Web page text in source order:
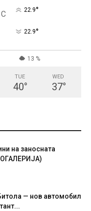
C 22.9°
22.9°
13 %
TUE
40°
WED
37°
на заносната
— нов автомобил